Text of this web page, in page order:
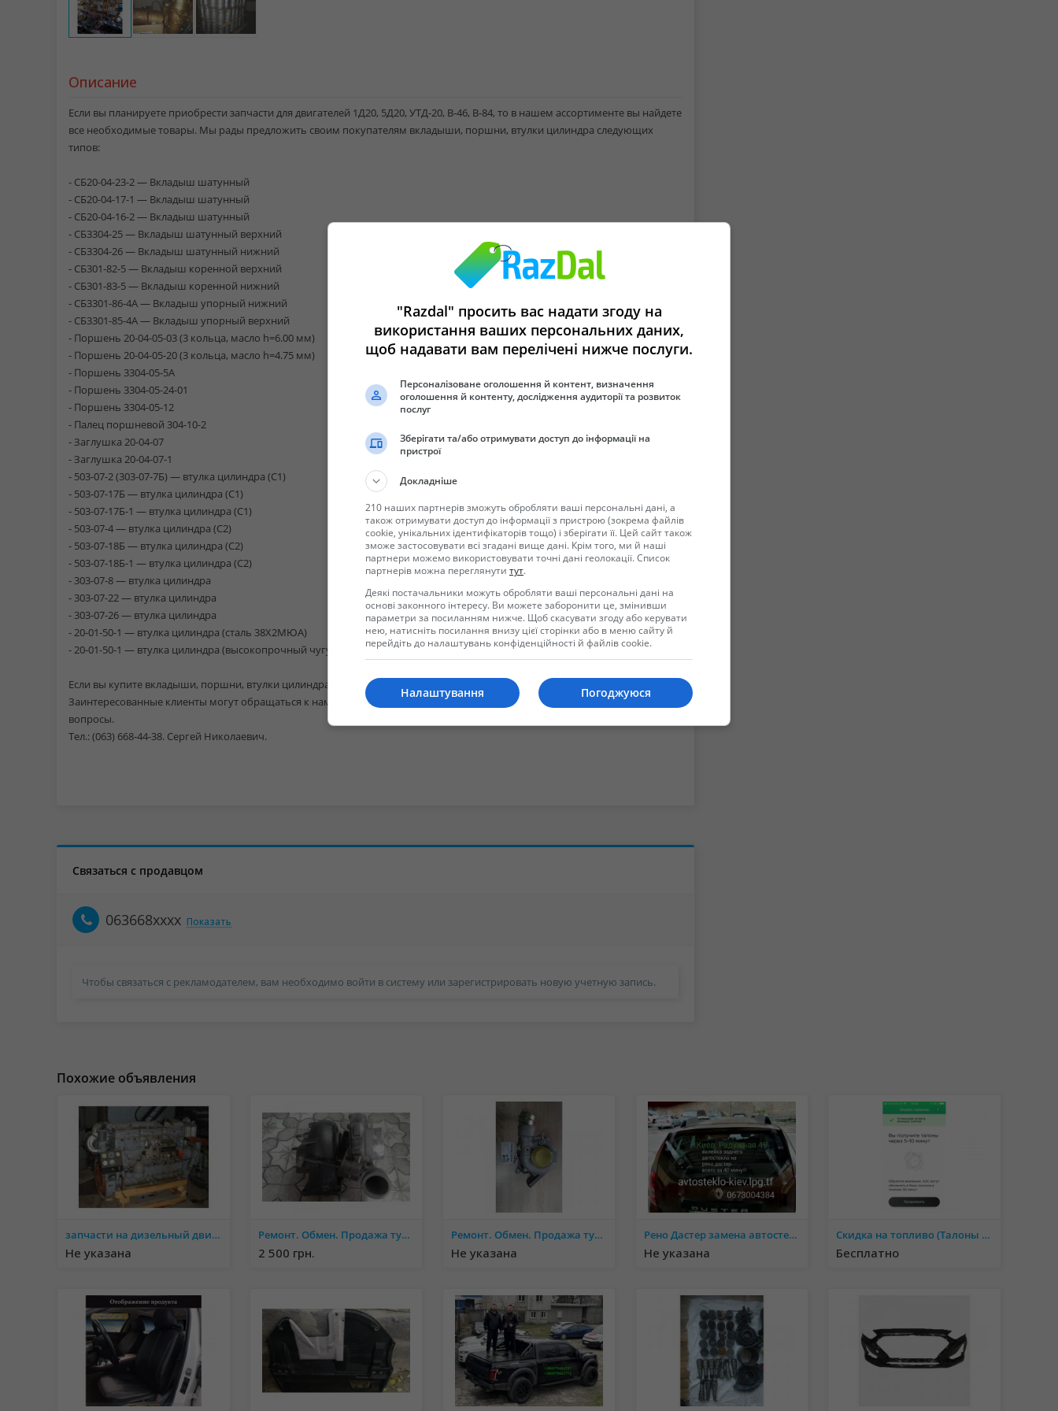
Описание
Если вы планируете приобрести запчасти для двигателей 1Д20, 5Д20, УТД-20, В-46, В-84, то в нашем ассортименте вы найдете
все необходимые товары. Мы рады предложить своим покупателям вкладыши, поршни, втулки цилиндра следующих
типов:
- СБ20-04-23-2 — Вкладыш шатунный
- СБ20-04-17-1 — Вкладыш шатунный
- СБ20-04-16-2 — Вкладыш шатунный
- СБ3304-25 — Вкладыш шатунный верхний
- СБ3304-26 — Вкладыш шатунный нижний
- СБ301-82-5 — Вкладыш коренной верхний
- СБ301-83-5 — Вкладыш коренной нижний
- СБ3301-86-4А — Вкладыш упорный нижний
- СБ3301-85-4А — Вкладыш упорный верхний
- Поршень 20-04-05-03 (3 кольца, масло h=6.00 мм)
- Поршень 20-04-05-20 (3 кольца, масло h=4.75 мм)
- Поршень 3304-05-5А
- Поршень 3304-05-24-01
- Поршень 3304-05-12
- Палец поршневой 304-10-2
- Заглушка 20-04-07
- Заглушка 20-04-07-1
- 503-07-2 (303-07-7Б) — втулка цилиндра (С1)
- 503-07-17Б — втулка цилиндра (С1)
- 503-07-17Б-1 — втулка цилиндра (С1)
- 503-07-4 — втулка цилиндра (С2)
- 503-07-18Б — втулка цилиндра (С2)
- 503-07-18Б-1 — втулка цилиндра (С2)
- 303-07-8 — втулка цилиндра
- 303-07-22 — втулка цилиндра
- 303-07-26 — втулка цилиндра
- 20-01-50-1 — втулка цилиндра (сталь 38Х2МЮА)
- 20-01-50-1 — втулка цилиндра (высокопрочный чугун ВЧШГ)
Если вы купите вкладыши, поршни, втулки цилиндра в нашей компании, то не пожалеете о своем выборе.
Заинтересованные клиенты могут обращаться к нам в любое удобное время. Наши специалисты готовы ответить на все
вопросы.
Тел.: (063) 668-44-38. Сергей Николаевич.
Связаться с продавцом
063668xxxx Показать
Чтобы связаться с рекламодателем, вам необходимо войти в систему или зарегистрировать новую учетную запись.
Похожие объявления
запчасти на дизельный двигатель К-661
Не указана
Ремонт. Обмен. Продажа турбин и комплектующих.
2 500 грн.
Ремонт. Обмен. Продажа турбин и комплектующих.
Не указана
Рено Дастер замена автостекла Киев
Не указана
Скидка на топливо (Талоны окко)
Бесплатно
"Razdal" просить вас надати згоду на
використання ваших персональних даних,
щоб надавати вам перелічені нижче послуги.
Персоналізоване оголошення й контент, визначення
оголошення й контенту, дослідження аудиторії та розвиток
послуг
Зберігати та/або отримувати доступ до інформації на
пристрої
Докладніше
210 наших партнерів зможуть обробляти ваші персональні дані, а
також отримувати доступ до інформації з пристрою (зокрема файлів
cookie, унікальних ідентифікаторів тощо) і зберігати її. Цей сайт також
зможе застосовувати всі згадані вище дані. Крім того, ми й наші
партнери можемо використовувати точні дані геолокації. Список
партнерів можна переглянути тут.
Деякі постачальники можуть обробляти ваші персональні дані на
основі законного інтересу. Ви можете заборонити це, змінивши
параметри за посиланням нижче. Щоб скасувати згоду або керувати
нею, натисніть посилання внизу цієї сторінки або в меню сайту й
перейдіть до налаштувань конфіденційності й файлів cookie.
Погоджуюся
Налаштування